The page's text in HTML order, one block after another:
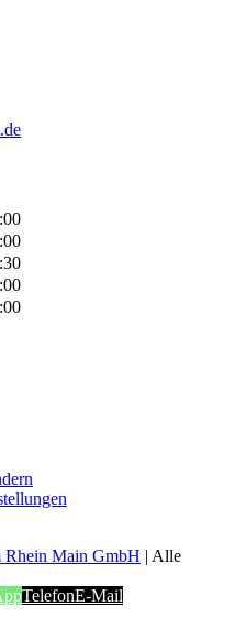
Rhein Main GmbH | Alle
TelefonE-Mail